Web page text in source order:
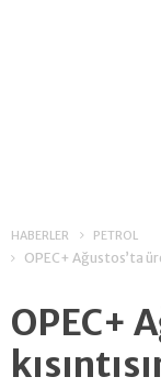
HABERLER PETROL
OPEC+ Ağustos’ta
OPEC+